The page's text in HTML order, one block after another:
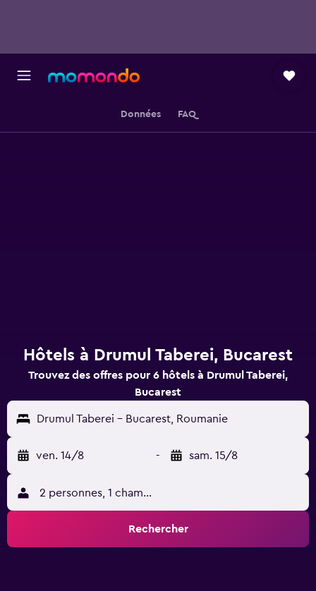
Données FAQ
Hôtels à Drumul Taberei, Bucarest
Trouvez des offres pour 6 hôtels à Drumul Taberei,
Bucarest
Drumul Taberei - Bucarest, Roumanie
ven. 14/8 - sam. 15/8
2 personnes, 1 chambre
Rechercher